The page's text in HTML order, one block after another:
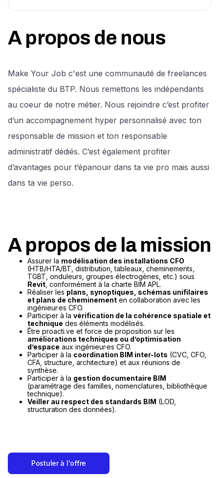
A propos de nous
Make Your Job c'est une communauté de freelances
spécialiste du BTP. Nous remettons les indépendants
au coeur de notre métier. Nous rejoindre c’est profiter
d’un accompagnement hyper personnalisé avec ton
responsable de mission et ton responsable
administratif dédiés. C’est également profiter
d’avantages pour t’épanouir dans ta vie pro mais aussi
dans ta vie perso.
A propos de la mission
Assurer la modélisation des installations CFO
(HTB/HTA/BT, distribution, tableaux, cheminements,
TGBT, onduleurs, groupes électrogènes, etc.) sous
Revit , conformément à la charte BIM APL.
Réaliser les plans, synoptiques, schémas unifilaires
et plans de cheminement en collaboration avec les
ingénieur·es CFO.
Participer à la vérification de la cohérence spatiale et
technique des éléments modélisés.
Être proacti.ve et force de proposition sur les
améliorations techniques ou d’optimisation
d’espace aux ingénieur·es CFO.
Participer à la coordination BIM inter-lots (CVC, CFO,
CFA, structure, architecture) et aux réunions de
synthèse.
Participer à la gestion documentaire BIM
(paramétrage des familles, nomenclatures, bibliothèque
technique).
Veiller au respect des standards BIM (LOD,
structuration des données).
Postuler à l'offre